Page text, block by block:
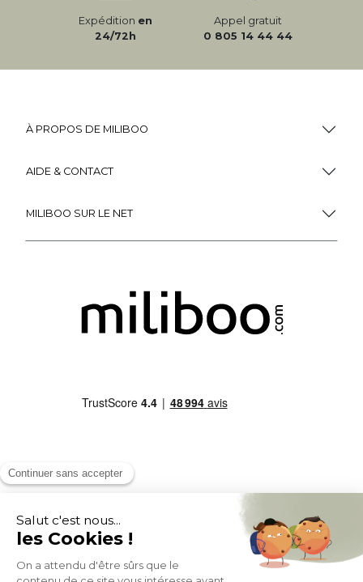
Expédition en
24/72h
Appel gratuit
0 805 14 44 44
À PROPOS DE MILIBOO
AIDE & CONTACT
MILIBOO SUR LE NET
MOYENS DE PAIEMENT